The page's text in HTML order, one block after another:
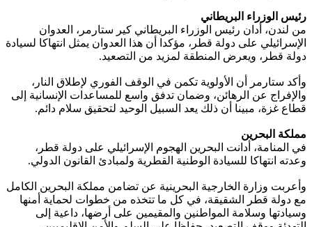
رئيس الوزراء البريطاني
من لندن، أدان رئيس الوزراء البريطاني كير ستارمر، العدوان
الإسرائيلي على دولة قطر، مؤكدا أن هذا العدوان يمثل انتهاكا لسيادة
دولة قطر، ويعرض المنطقة لمزيد من التصعيد.
وأكد ستارمر أن الأولوية تكمن في الوقف الفوري لإطلاق النار،
والإفراج عن الرهائن، وضمان تدفق واسع للمساعدات الإنسانية إلى
قطاع غزة، مبينا أن ذلك يعد السبيل الوحيد لتحقيق سلام دائم.
مملكة البحرين
في المنامة، أدانت البحرين الهجوم الإسرائيلي على دولة قطر،
وعدته انتهاكا للسيادة الوطنية القطرية ولمبادئ القانون الدولي.
وأعربت وزارة الخارجية البحرينية عن تضامن مملكة البحرين الكامل
مع دولة قطر الشقيقة، في كل ما تتخذه من خطوات لحماية أمنها
وسيادتها وسلامة المواطنين والمقيمين على أرضها، داعية إلى